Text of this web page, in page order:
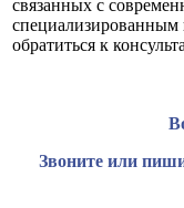
связанных с
обратиться к
Звоните или